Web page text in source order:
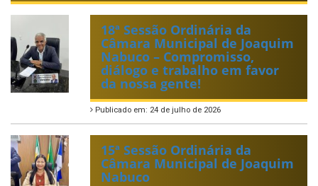
18ª Sessão Ordinária da
Câmara Municipal de Joaquim
Nabuco – Compromisso,
diálogo e trabalho em favor
da nossa gente!
Publicado em: 24 de julho de 2026
15ª Sessão Ordinária da
Câmara Municipal de Joaquim
Nabuco